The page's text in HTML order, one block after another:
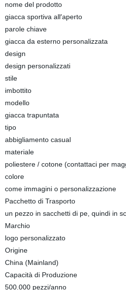
nome del prodotto
giacca sportiva all′aperto
parole chiave
giacca da esterno personalizzata
design
design personalizzati
stile
imbottito
modello
giacca trapuntata
tipo
abbigliamento casual
materiale
poliestere / cotone (contattaci per
colore
come immagini o personalizzazione
Pacchetto di Trasporto
un pezzo in sacchetti di pe, quindi in
Marchio
logo personalizzato
Origine
China (Mainland)
Capacità di Produzione
500.000 pezzi/anno